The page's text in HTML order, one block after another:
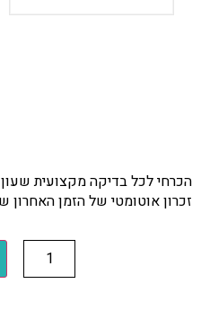
הכרחי לכל בדיקה מקצועית שעון
זכרון אוטומטי של הזמן האחרון